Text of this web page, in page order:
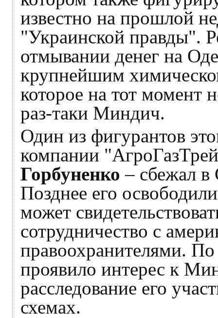
известно на прошлой
"Украинской правды".
отмывании денег на
крупнейшим
которое на тот момент
раз-таки Миндич.
Один из фигурантов
компании
Горбуненко – сбежал
Позднее его
может
сотрудничество с
правоохранителями.
проявило интерес к
расследование его
схемах.